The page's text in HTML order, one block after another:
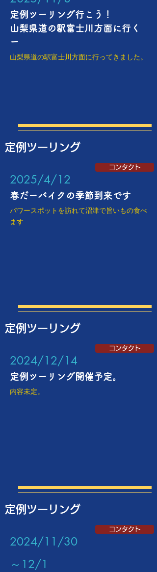
定例ツーリング行こう！
​山梨県道の駅富士川方面に行く
ー
​山梨県道の駅富士川方面に行ってきました。
定例ツーリング
​2025/4/12
コンタクト
春だーバイクの季節到来です
パワースポットを訪れて沼津で旨いもの食べ
ます
定例ツーリング
​2024/12/14
コンタクト
​定例ツーリング開催予定。
内容未定。
定例ツーリング
​2024/11/30
～12/1
コンタクト